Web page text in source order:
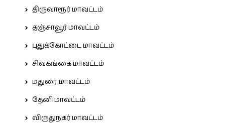
திருவாரூர் மாவட்டம்
தஞ்சாவூர் மாவட்டம்
புதுக்கோட்டை மாவட்டம்
சிவகங்கை மாவட்டம்
மதுரை மாவட்டம்
தேனி மாவட்டம்
விருதுநகர் மாவட்டம்